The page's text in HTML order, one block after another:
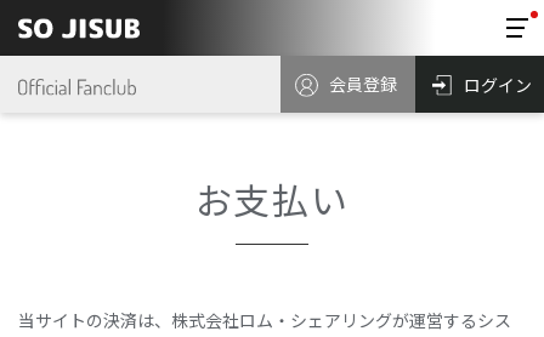
会員登録 ログイン
お支払い
当サイトの決済は、株式会社ロム・シェアリングが運営するシス